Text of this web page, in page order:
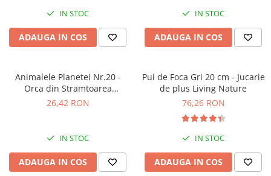
IN STOC
ADAUGA IN COS
IN STOC
ADAUGA IN COS
Animalele Planetei Nr.20 -
Orca din Stramtoarea
Gibraltar
26,42 RON
IN STOC
ADAUGA IN COS
Pui de Foca Gri 20 cm - Jucarie
de plus Living Nature
76,26 RON
IN STOC
ADAUGA IN COS